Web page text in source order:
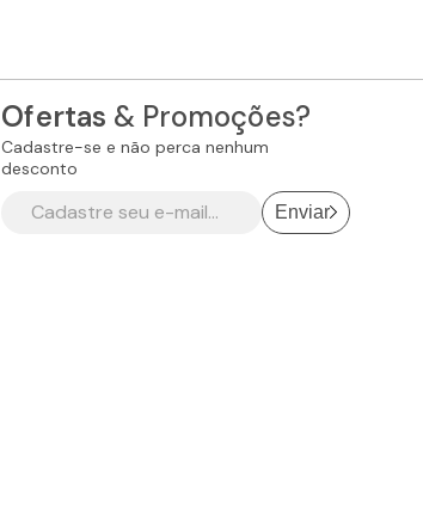
Ofertas & Promoções?
Cadastre-se e não perca nenhum
desconto
Enviar